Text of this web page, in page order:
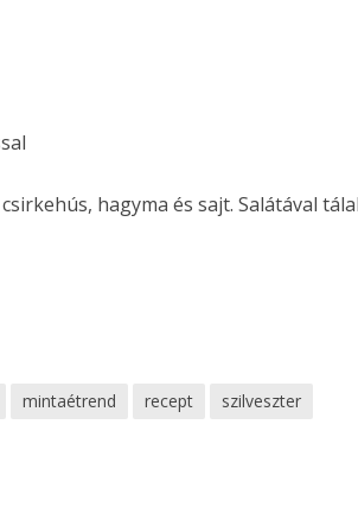
hagyma és sajt. Salátával
mintaétrend recept szilveszter